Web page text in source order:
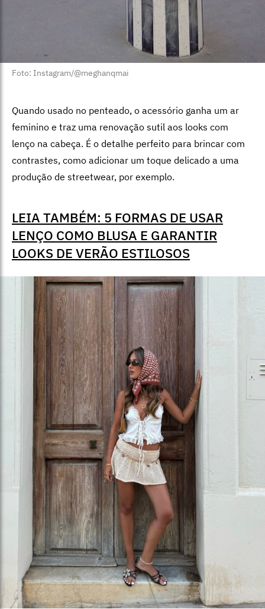
Foto: Instagram/@meghanqmai
Quando usado no penteado, o acessório ganha um ar
feminino e traz uma renovação sutil aos looks com
lenço na cabeça. É o detalhe perfeito para brincar com
contrastes, como adicionar um toque delicado a uma
produção de streetwear, por exemplo.
LEIA TAMBÉM: 5 FORMAS DE USAR
LENÇO COMO BLUSA E GARANTIR
LOOKS DE VERÃO ESTILOSOS